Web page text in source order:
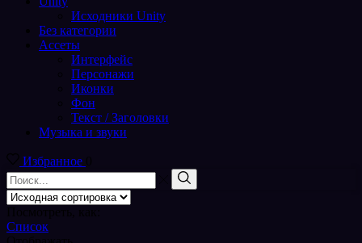
Исходники Unity
Без категории
Ассеты
Интерфейс
Персонажи
Иконки
Фон
Текст / Заголовки
Музыка и звуки
Избранное
Поиск
входа
Поиск
Список